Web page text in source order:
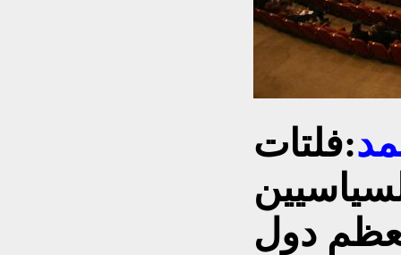
:فلتات
دول